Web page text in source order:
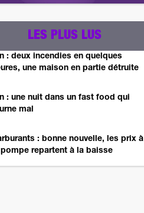
LES PLUS LUS
: deux incendies en quelques
une maison en partie détruite
: une nuit dans un fast food qui
mal
: bonne nouvelle, les prix à
repartent à la baisse